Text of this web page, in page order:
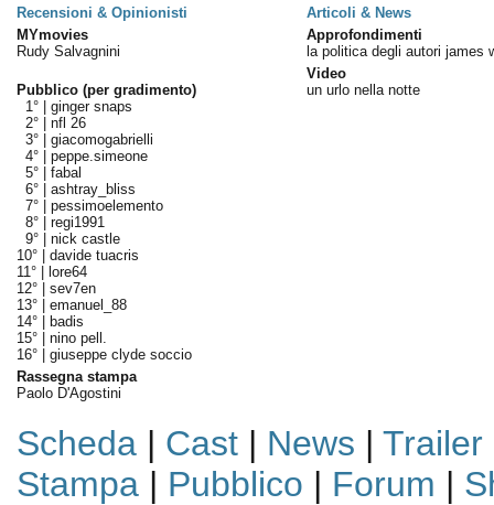
Recensioni & Opinionisti
Articoli & News
MYmovies
Rudy Salvagnini
Pubblico (per gradimento)
1° | ginger snaps
2° | nfl 26
3° | giacomogabrielli
4° | peppe.simeone
5° | fabal
6° | ashtray_bliss
7° | pessimoelemento
8° | regi1991
9° | nick castle
10° | davide tuacris
11° |
lore64
12° | sev7en
13° | emanuel_88
14° |
badis
15° | nino pell.
16° | giuseppe clyde soccio
Rassegna stampa
Paolo D'Agostini
Approfondimenti
la politica degli autori james
Video
un urlo nella notte
Scheda| Cast| News | Trailer
Stampa| Pubblico | Forum |